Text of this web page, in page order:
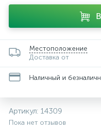
Местоположение
Доставка от
Наличный и
Артикул: 14309
Пока нет отзывов